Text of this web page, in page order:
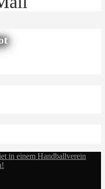
in einem Handballverein